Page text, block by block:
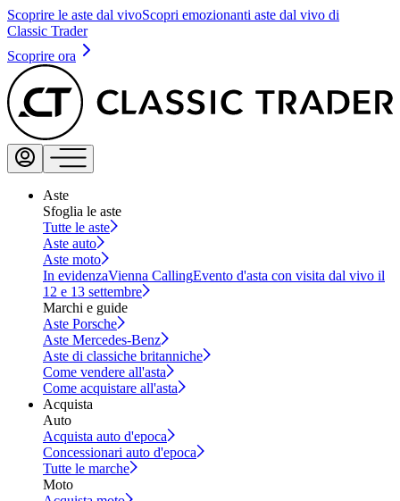
Scoprire le aste dal vivoScopri emozionanti aste dal vivo di
Classic Trader
Scoprire ora
Aste
Sfoglia le aste
Tutte le aste
Aste auto
Aste moto
In evidenzaVienna CallingEvento d'asta con visita dal vivo il
12 e 13 settembre
Marchi e guide
Aste Porsche
Aste Mercedes-Benz
Aste di classiche britanniche
Come vendere all'asta
Come acquistare all'asta
Acquista
Auto
Acquista auto d'epoca
Concessionari auto d'epoca
Tutte le marche
Moto